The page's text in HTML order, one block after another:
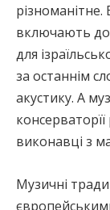
різноманітне.
включають до
для
за останнім
акустику. А
виконавці з
Музичні